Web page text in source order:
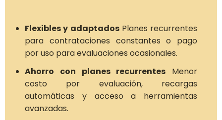
Flexibles y adaptadosPlanes recurrentes
para contrataciones constantes o pago
por uso para evaluaciones ocasionales.
Ahorro con planes recurrentes Menor
costo por evaluación, recargas
automáticas y acceso a herramientas
avanzadas.